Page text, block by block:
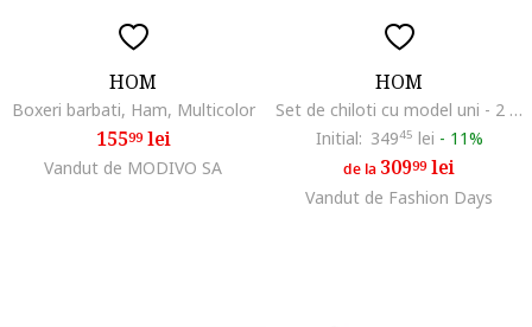
HOM
Boxeri barbati, Ham, Multicolor
15599lei
Vandut de MODIVO SA
HOM
Set de chiloti cu model uni - 2 Perechi, Bej
Initial: 34945 lei - 11%
de la 30999lei
Vandut de Fashion Days